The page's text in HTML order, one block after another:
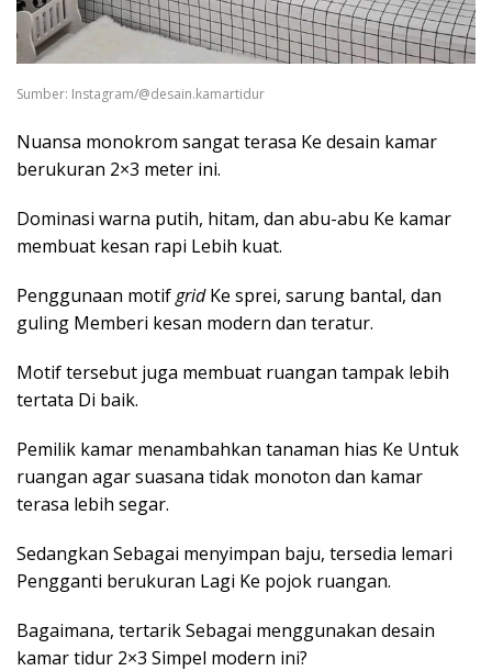
Sumber: Instagram/@desain.kamartidur ⁣
Nuansa monokrom sangat terasa Ke desain kamar
berukuran 2×3 meter ini.
Dominasi warna putih, hitam, dan abu-abu Ke kamar
membuat kesan rapi Lebih kuat.
Penggunaan motifgridKe sprei, sarung bantal, dan
guling Memberi kesan modern dan teratur.
Motif tersebut juga membuat ruangan tampak lebih
tertata Di baik.
Pemilik kamar menambahkan tanaman hias Ke Untuk
ruangan agar suasana tidak monoton dan kamar
terasa lebih segar.
Sedangkan Sebagai menyimpan baju, tersedia lemari
Pengganti berukuran Lagi Ke pojok ruangan.
Bagaimana, tertarik Sebagai menggunakan desain
kamar tidur 2×3 Simpel modern ini?